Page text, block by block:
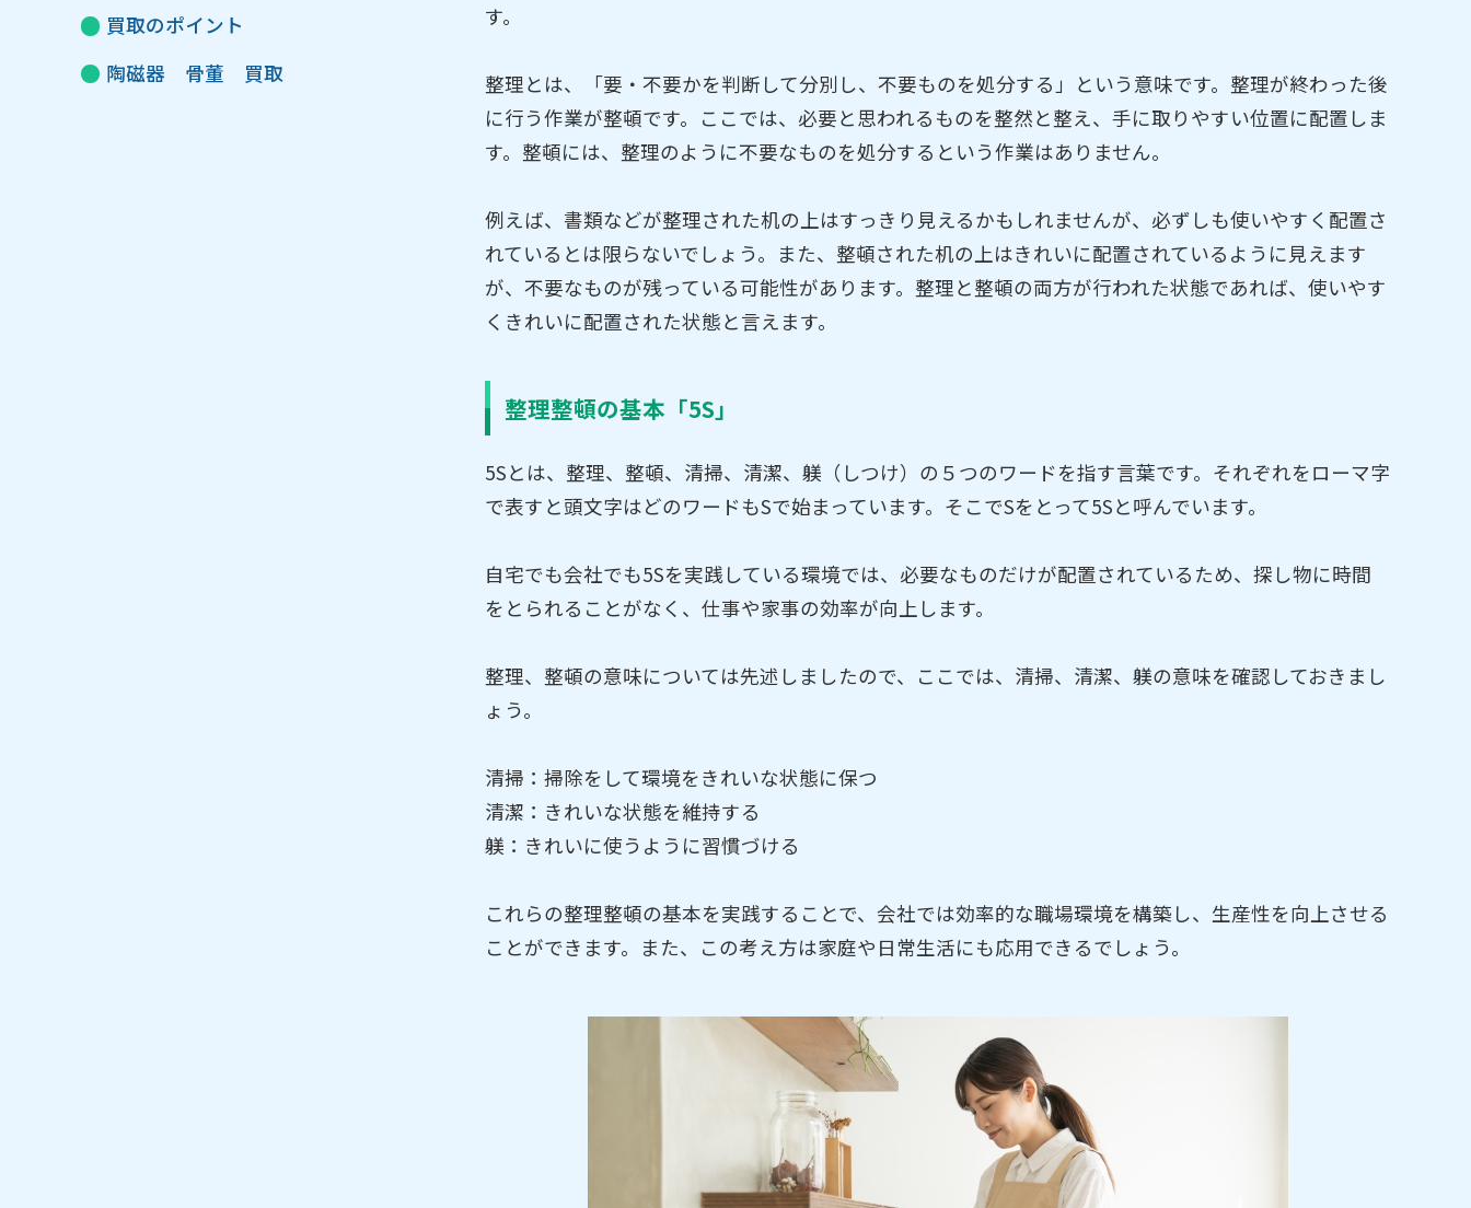
買取のポイント
陶磁器 骨董 買取
す。
整理とは、「要・不要かを判断して分別し、不要ものを処分する」という意味です。整理が終わった後
に行う作業が整頓です。ここでは、必要と思われるものを整然と整え、手に取りやすい位置に配置しま
す。整頓には、整理のように不要なものを処分するという作業はありません。
例えば、書類などが整理された机の上はすっきり見えるかもしれませんが、必ずしも使いやすく配置さ
れているとは限らないでしょう。また、整頓された机の上はきれいに配置されているように見えます
が、不要なものが残っている可能性があります。整理と整頓の両方が行われた状態であれば、使いやす
くきれいに配置された状態と言えます。
整理整頓の基本「5S」
5Sとは、整理、整頓、清掃、清潔、躾（しつけ）の５つのワードを指す言葉です。それぞれをローマ字
で表すと頭文字はどのワードもSで始まっています。そこでSをとって5Sと呼んでいます。
自宅でも会社でも5Sを実践している環境では、必要なものだけが配置されているため、探し物に時間
をとられることがなく、仕事や家事の効率が向上します。
整理、整頓の意味については先述しましたので、ここでは、清掃、清潔、躾の意味を確認しておきまし
ょう。
清掃：掃除をして環境をきれいな状態に保つ
清潔：きれいな状態を維持する
躾：きれいに使うように習慣づける
これらの整理整頓の基本を実践することで、会社では効率的な職場環境を構築し、生産性を向上させる
ことができます。また、この考え方は家庭や日常生活にも応用できるでしょう。